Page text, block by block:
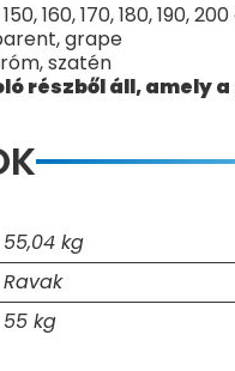
150, 160, 170, 180, 190,
grape
szatén
részből áll, amely
55,04 kg
Ravak
55 kg